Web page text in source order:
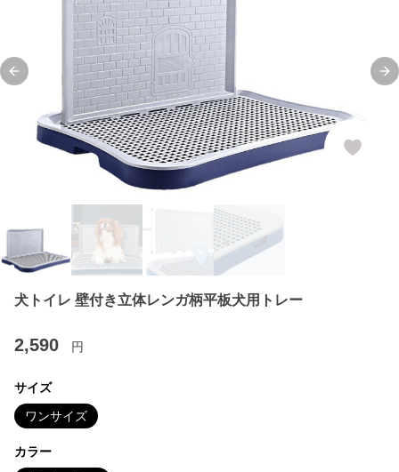
Previous slide
犬トイレ 壁付き立体レンガ柄平板犬用トレー
2,590 円
サイズ
ワンサイズ
カラー